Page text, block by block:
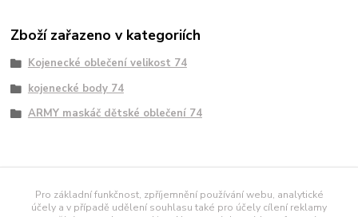
Zboží zařazeno v kategoriích
Kojenecké oblečení velikost 74
kojenecké body 74
ARMY maskáč dětské oblečení 74
námořnické tričko
Pro základní funkčnost, zpříjemnění používání webu, analytické
účely a v případě udělení souhlasu také pro účely cílení reklamy